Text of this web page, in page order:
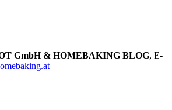
GmbH & HOMEBAKING BLOG, E-